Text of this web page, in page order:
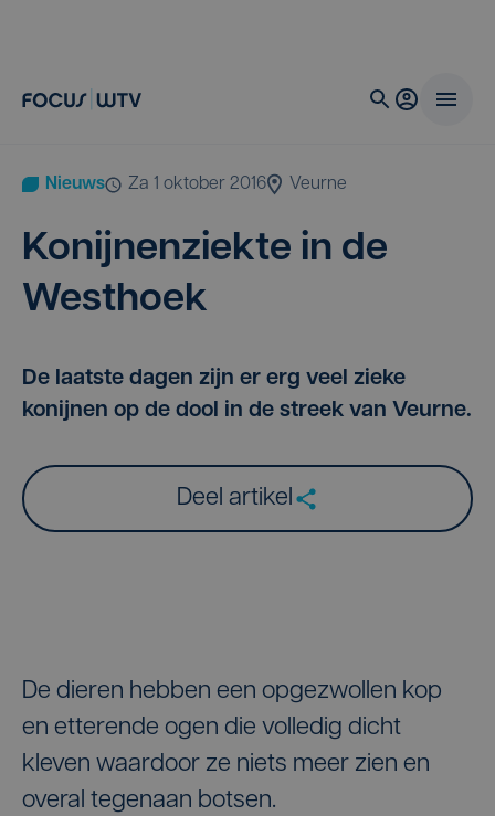
Nieuws za 1 oktober 2016 Veurne
Konij­nen­ziek­te in de
Westhoek
De laatste dagen zijn er erg veel zieke
konijnen op de dool in de streek van Veurne.
Deel artikel
De dieren hebben een opgezwollen kop
en etterende ogen die volledig dicht
kleven waardoor ze niets meer zien en
overal tegenaan botsen.